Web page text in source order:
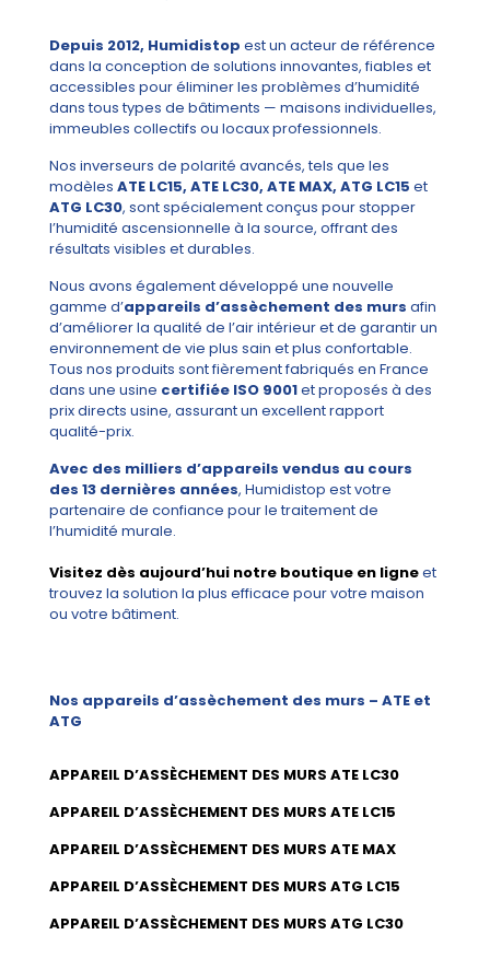
Depuis 2012, Humidistop est un acteur de référence
dans la conception de solutions innovantes, fiables et
accessibles pour éliminer les problèmes d’humidité
dans tous types de bâtiments — maisons individuelles,
immeubles collectifs ou locaux professionnels.
Nos inverseurs de polarité avancés, tels que les
modèles ATE LC15, ATE LC30, ATE MAX, ATG LC15 et
ATG LC30, sont spécialement conçus pour stopper
l’humidité ascensionnelle à la source, offrant des
résultats visibles et durables.
Nous avons également développé une nouvelle
gamme d’appareils d’assèchement des murs afin
d’améliorer la qualité de l’air intérieur et de garantir un
environnement de vie plus sain et plus confortable.
Tous nos produits sont fièrement fabriqués en France
dans une usine certifiée ISO 9001et proposés à des
prix directs usine, assurant un excellent rapport
qualité-prix.
Avec des milliers d’appareils vendus au cours
des 13 dernières années, Humidistop est votre
partenaire de confiance pour le traitement de
l’humidité murale.
Visitez dès aujourd’hui notre boutique en ligneet
trouvez la solution la plus efficace pour votre maison
ou votre bâtiment.
Nos appareils d’assèchement des murs – ATE et
ATG
APPAREIL D’ASSÈCHEMENT DES MURS ATE LC30
APPAREIL D’ASSÈCHEMENT DES MURS ATE LC15
APPAREIL D’ASSÈCHEMENT DES MURS ATE MAX
APPAREIL D’ASSÈCHEMENT DES MURS ATG LC15
APPAREIL D’ASSÈCHEMENT DES MURS ATG LC30